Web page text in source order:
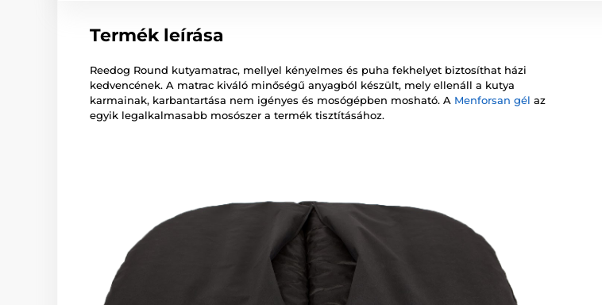
Termék leírása
Reedog Round kutyamatrac, mellyel kényelmes és puha fekhelyet biztosíthat házi
kedvencének. A matrac kiváló minőségű anyagból készült, mely ellenáll a kutya
karmainak, karbantartása nem igényes és mosógépben mosható. A Menforsan gél az
egyik legalkalmasabb mosószer a termék tisztításához.